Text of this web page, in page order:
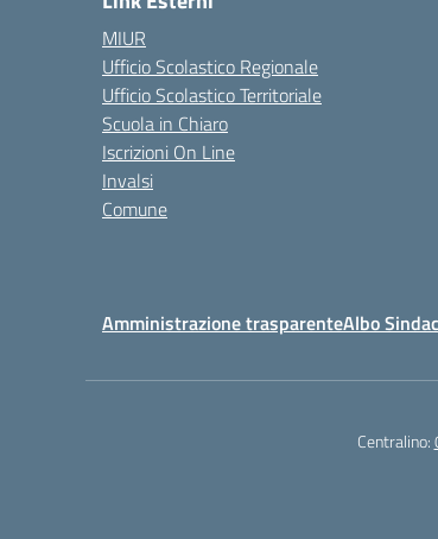
MIUR
Ufficio Scolastico Regionale
Ufficio Scolastico Territoriale
Scuola in Chiaro
Iscrizioni On Line
Invalsi
Comune
Amministrazione trasparenteAlbo
Centralino: